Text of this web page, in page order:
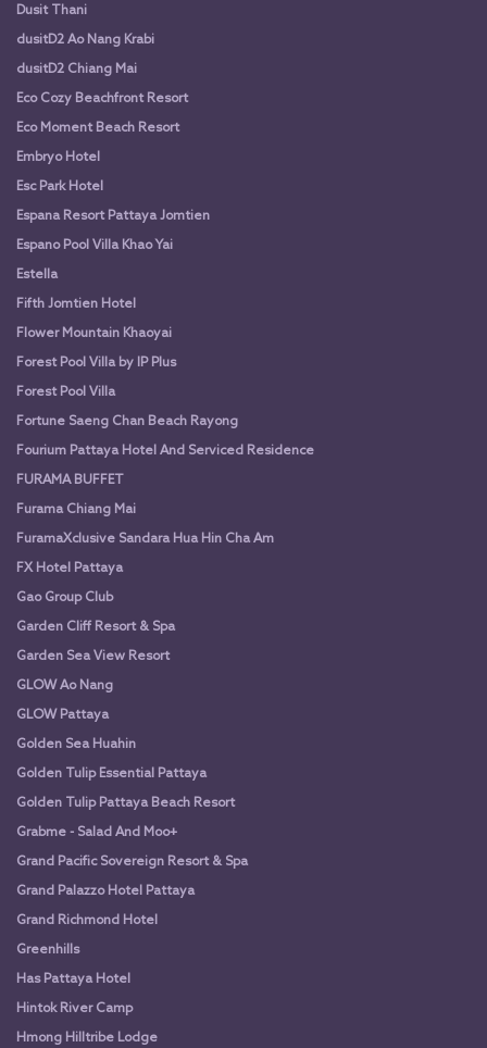
Dusit Thani
dusitD2 Ao Nang Krabi
dusitD2 Chiang Mai
Eco Cozy Beachfront Resort
Eco Moment Beach Resort
Embryo Hotel
Esc Park Hotel
Espana Resort Pattaya Jomtien
Espano Pool Villa Khao Yai
Estella
Fifth Jomtien Hotel
Flower Mountain Khaoyai
Forest Pool Villa by IP Plus
Forest Pool Villa
Fortune Saeng Chan Beach Rayong
Fourium Pattaya Hotel And Serviced Residence
FURAMA BUFFET
Furama Chiang Mai
FuramaXclusive Sandara Hua Hin Cha Am
FX Hotel Pattaya
Gao Group Club
Garden Cliff Resort & Spa
Garden Sea View Resort
GLOW Ao Nang
GLOW Pattaya
Golden Sea Huahin
Golden Tulip Essential Pattaya
Golden Tulip Pattaya Beach Resort
Grabme - Salad And Moo+
Grand Pacific Sovereign Resort & Spa
Grand Palazzo Hotel Pattaya
Grand Richmond Hotel
Greenhills
Has Pattaya Hotel
Hintok River Camp
Hmong Hilltribe Lodge